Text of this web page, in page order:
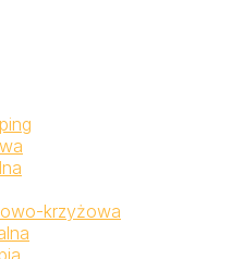
krzyżowa